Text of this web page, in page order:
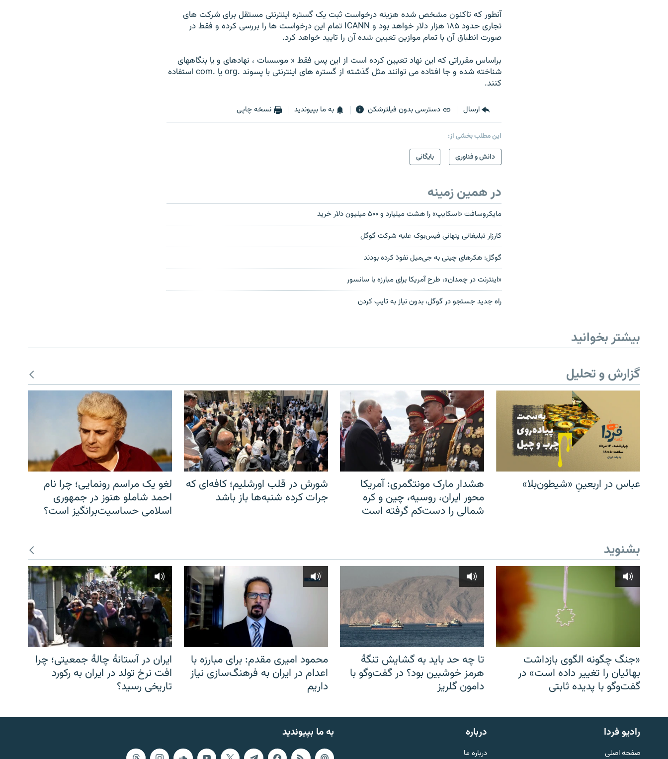
English
به ما بپیوندید
آنطور که تاکنون مشخص شده هزينه درخواست ثبت يک گستره اينترنتی مستقل برای شرکت های
تجاری حدود ۱۸۵ هزار دلار خواهد بود و ICANN تمام اين درخواست ها را بررسی کرده و فقط در
صورت انطباق آن با تمام موازين تعيين شده آن را تاييد خواهد کرد.
براساس مقرراتی که اين نهاد تعيين کرده است از اين پس فقط « موسسات ، نهادهای و يا بنگاههای
شناخته شده و جا افتاده می توانند مثل گذشته از گستره های اينترنتی با پسوند .org يا .com استفاده
کنند.
ارسال دسترسی بدون فیلترشکن به ما بپیوندید نسخه چاپی
این مطلب بخشی از:
دانش و فناوری
بایگانی
در همین زمینه
مايکروسافت «اسکايپ» را هشت ميليارد و ۵۰۰ ميليون دلار خريد
کارزار تبلیغاتی پنهانی فیس‌بوک علیه شرکت گوگل
گوگل: هکرهای چینی به جی‌میل نفوذ کرده بودند
«اینترنت در چمدان»، طرح آمریکا برای مبارزه با سانسور
راه جديد جستجو در گوگل، بدون نياز به تايپ کردن
بیشتر بخوانید
گزارش و تحلیل
عباس در اربعینِ «شیطون‌بلا»
هشدار مارک مونتگمری: آمریکا
محور ایران، روسیه، چین و کره
شمالی را دست‌کم گرفته است
شورش در قلب اورشلیم؛ کافه‌ای که
جرات کرده شنبه‌ها باز باشد
لغو یک مراسم رونمایی؛ چرا نام
احمد شاملو هنوز در جمهوری
اسلامی حساسیت‌برانگیز است؟
بشنوید
«جنگ چگونه الگوی بازداشت
بهائیان را تغییر داده است» در
گفت‌وگو با پدیده ثابتی
تا چه حد باید به گشایش تنگهٔ
هرمز خوشبین بود؟ در گفت‌وگو با
دامون گلریز
محمود امیری مقدم: برای مبارزه با
اعدام در ایران به فرهنگ‌سازی نیاز
داریم
ایران در آستانهٔ چالهٔ جمعیتی؛ چرا
افت نرخ تولد در ایران به رکورد
تاریخی رسید؟
به ما بپیوندید رادیو فردا
صفحه اصلی
درباره
درباره ما